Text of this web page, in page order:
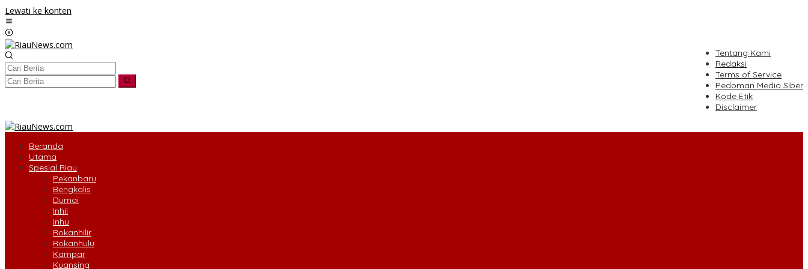
Lewati ke konten
Tentang Kami
Redaksi
Terms of Service
Pedoman Media Siber
Kode Etik
Disclaimer
Beranda
Utama
Spesial Riau
Pekanbaru
Bengkalis
Dumai
Inhil
Inhu
Rokanhilir
Rokanhulu
Kampar
Kuansing